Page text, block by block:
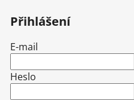
Přihlášení
E-mail
Heslo